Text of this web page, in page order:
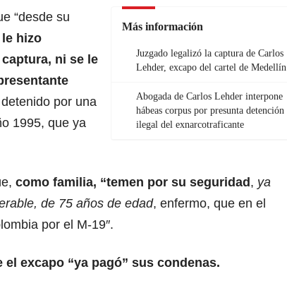
Más información
Juzgado legalizó la captura de Carlos
Lehder, excapo del cartel de Medellín
Abogada de Carlos Lehder interpone
hábeas corpus por presunta detención
ilegal del exnarcotraficante
“desde su
hizo
ni se le
por una
1995, que ya
como familia, “temen por su seguridad , ya
de 75 años de edad, enfermo, que en el
por el M-19″.
el excapo “ya pagó” sus condenas.